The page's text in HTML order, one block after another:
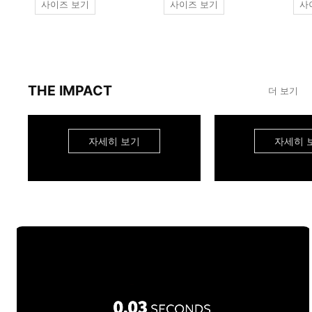
사이즈 보기 사이즈 보기 사
THE IMPACT 더 보기
자세히 보기 자세히